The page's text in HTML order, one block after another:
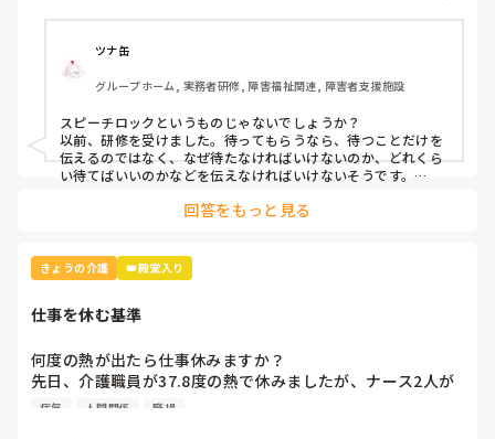
ツナ缶
グループホーム, 実務者研修, 障害福祉関連, 障害者支援施設
スピーチロックというものじゃないでしょうか？
以前、研修を受けました。待ってもらうなら、待つことだけを
伝えるのではなく、なぜ待たなければいけないのか、どれくら
い待てばいいのかなどを伝えなければいけないそうです。
回答をもっと見る
きょうの介護 👑殿堂入り
仕事を休む基準
何度の熱が出たら仕事休みますか？
先日、介護職員が37.8度の熱で休みましたが、ナース2人が
「37.8度くらいで休む？私なら休まない。甘えよね」等、会
病気 人間関係 職場